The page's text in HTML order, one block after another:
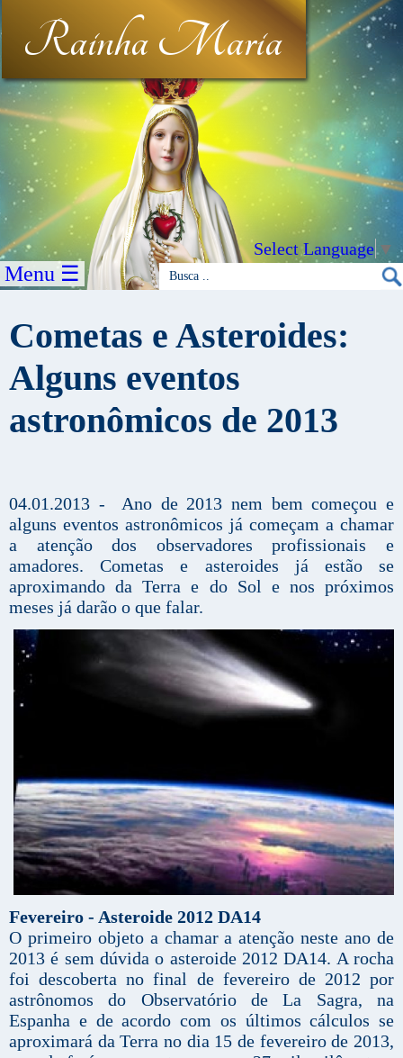
Rainha Maria
Select Language▼
Menu ☰
Cometas e Asteroides:
Alguns eventos
astronômicos de 2013
04.01.2013 - Ano de 2013 nem bem começou e
alguns eventos astronômicos já começam a chamar
a atenção dos observadores profissionais e
amadores. Cometas e asteroides já estão se
aproximando da Terra e do Sol e nos próximos
meses já darão o que falar.
Fevereiro - Asteroide 2012 DA14
O primeiro objeto a chamar a atenção neste ano de
2013 é sem dúvida o asteroide 2012 DA14. A rocha
foi descoberta no final de fevereiro de 2012 por
astrônomos do Observatório de La Sagra, na
Espanha e de acordo com os últimos cálculos se
aproximará da Terra no dia 15 de fevereiro de 2013,